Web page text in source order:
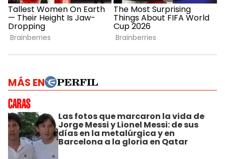
MÁS EN
Las fotos que marcaron la vida de
Jorge Messi y Lionel Messi: de sus
días en la metalúrgica y en
Barcelona a la gloria en Qatar